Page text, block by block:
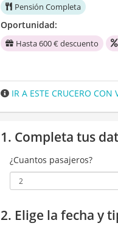
Pensión Completa
Oportunidad:
Hasta 600 € descuento
IR A ESTE CRUCERO CON
1. Completa tus
¿Cuantos pasajeros?
2. Elige la fecha y